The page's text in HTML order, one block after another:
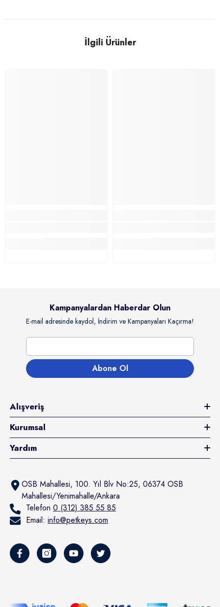
İlgili Ürünler
Kampanyalardan Haberdar Olun
E-mail adresinde kaydol, İndirim ve Kampanyaları Kaçırma!
Abone Ol
Alışveriş
Kurumsal
Yardım
OSB Mahallesi, 100. Yıl Blv No:25, 06374 OSB
Mahallesi/Yenimahalle/Ankara
Telefon 0 (312) 385 55 85
Email: info@petkeys.com